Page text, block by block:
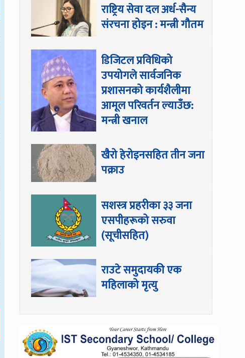
राष्ट्रिय सेवा दल अर्ध-सैन्य
संरचना होइन : मन्त्री गौतम
डिजिटल प्रविधिको
उपयोगले सार्वजनिक
प्रशासनको कार्यशैलीमा
आमूल परिवर्तन ल्याउँछ:
मन्त्री खनाल
खैरो हेरोइनसहित तीन जना
पक्राउ
सशस्त्र प्रहरीका ३३ जना
एसपीहरूको सरुवा
(सूचीसहित)
राउटे समुदायकी एक
महिलाको मृत्यु